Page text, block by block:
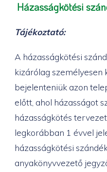
Házasságkötési
Tájékoztató:
A házasságkötési
kizárólag személyesen
bejelenteniük azon
előtt, ahol házasságot
házasságkötés
legkorábban 1 évvel
házasságkötési
anyakönyvvezető